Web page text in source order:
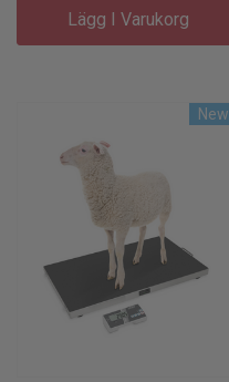
Lägg I Varukorg
New